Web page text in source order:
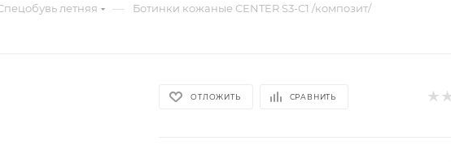
летняя — Ботинки кожаные CENTER S3-C1 /композит/
ОТЛОЖИТЬ СРАВНИТЬ